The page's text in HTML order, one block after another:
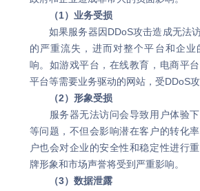
（1）业务受损
如果服务器因DDoS攻击造成无法
的严重流失，进而对整个平台和企业
响。如游戏平台，在线教育，电商平
平台等需要业务驱动的网站，受DDoS攻
（2）形象受损
服务器无法访问会导致用户体验下
等问题，不但会影响潜在客户的转化
户也会对企业的安全性和稳定性进行
牌形象和市场声誉将受到严重影响。
（3）数据泄露